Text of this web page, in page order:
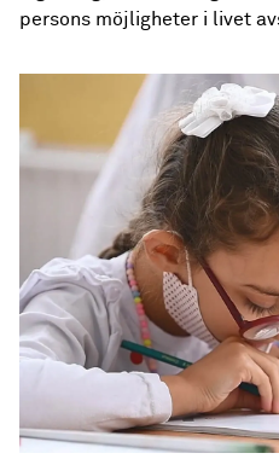
persons möjligheter i livet